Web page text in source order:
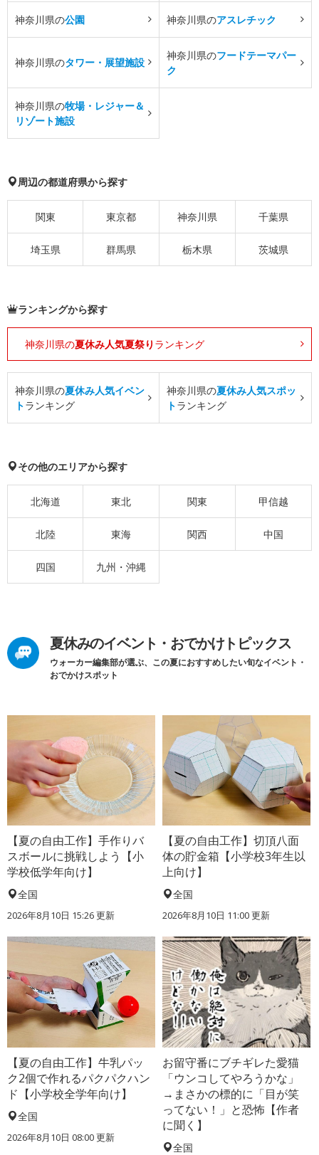
神奈川県の公園 神奈川県のアスレチック
神奈川県のタワー・展望施設
神奈川県のフードテーマパー
ク
神奈川県の牧場・レジャー＆
リゾート施設
周辺の都道府県から探す
関東 東京都 神奈川県 千葉県
埼玉県 群馬県 栃木県 茨城県
ランキングから探す
神奈川県の夏休み人気夏祭り ランキング
神奈川県の夏休み人気イベン
トランキング
神奈川県の夏休み人気スポッ
トランキング
その他のエリアから探す
北海道 東北 関東 甲信越
北陸 東海 関西 中国
四国 九州・沖縄
夏休みのイベント・おでかけトピックス
ウォーカー編集部が選ぶ、この夏におすすめしたい旬なイベント・
おでかけスポット
【夏の自由工作】手作りバ
スボールに挑戦しよう【小
学校低学年向け】
全国
2026年8月10日 15:26更新
【夏の自由工作】切頂八面
体の貯金箱【小学校3年生以
上向け】
全国
2026年8月10日 11:00更新
【夏の自由工作】牛乳パッ
ク2個で作れるパクパクハン
ド【小学校全学年向け】
全国
2026年8月10日 08:00更新
お留守番にブチギレた愛猫
「ウンコしてやろうかな」
→まさかの標的に「目が笑
ってない！」と恐怖【作者
に聞く】
全国